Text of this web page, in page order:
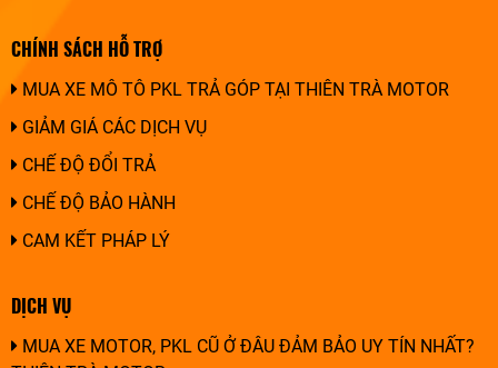
CHÍNH SÁCH HỖ TRỢ
MUA XE MÔ TÔ PKL TRẢ GÓP TẠI THIÊN TRÀ MOTOR
GIẢM GIÁ CÁC DỊCH VỤ
CHẾ ĐỘ ĐỔI TRẢ
CHẾ ĐỘ BẢO HÀNH
CAM KẾT PHÁP LÝ
DỊCH VỤ
MUA XE MOTOR, PKL CŨ Ở ĐÂU ĐẢM BẢO UY TÍN NHẤT?